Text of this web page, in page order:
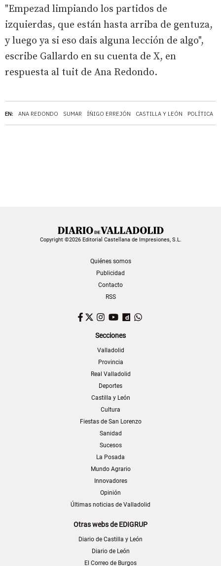
EN: ANA REDONDO SUMAR ÍÑIGO ERREJÓN CASTILLA Y LEÓN POLÍTICA
"Empezad limpiando los partidos de
izquierdas, que están hasta arriba de gentuza,
y luego ya si eso dais alguna lección de algo",
escribe Gallardo en su cuenta de X, en
respuesta al tuit de Ana Redondo.
Copyright ©2026 Editorial Castellana de Impresiones, S.L.
Quiénes somos
Publicidad
Contacto
RSS
Facebook
TwitterInstagram
YouTubeDailymotion
Secciones
Valladolid
Provincia
Real Valladolid
Deportes
Castilla y León
Cultura
Fiestas de San Lorenzo
Sanidad
Sucesos
La Posada
Mundo Agrario
Innovadores
Opinión
Últimas noticias de Valladolid
Otras webs de EDIGRUP
Diario de Castilla y León
Diario de León
El Correo de Burgos